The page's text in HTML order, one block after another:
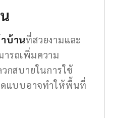
บ้านที่สวยงามและ
รถเพิ่มความ
กสบายในการใช้
ดแบบอาจทำให้พื้นที่